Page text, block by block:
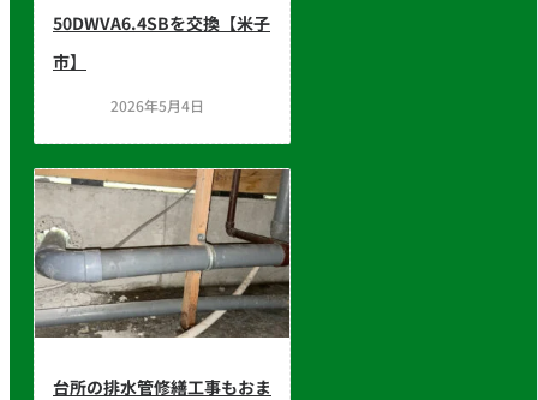
50DWVA6.4SBを交換【米子
市】
2026年5月4日
台所の排水管修繕工事もおま